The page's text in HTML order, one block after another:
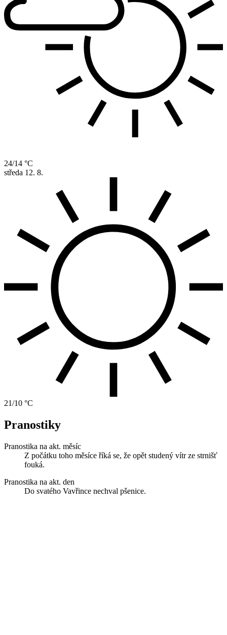
24/14 °C
středa 12. 8.
21/10 °C
Pranostiky
Pranostika na akt. měsíc
Z počátku toho měsíce říká se, že opět studený vítr ze strnišť
fouká.
Pranostika na akt. den
Do svatého Vavřince nechval pšenice.